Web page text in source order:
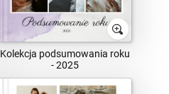
Kolekcja podsumowania roku
- 2025